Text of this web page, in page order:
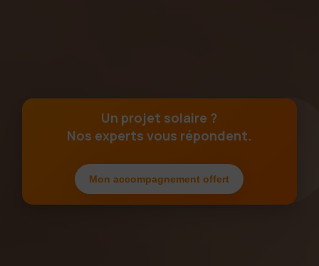
Un projet solaire ?
Nos experts vous répondent.
Mon accompagnement offert